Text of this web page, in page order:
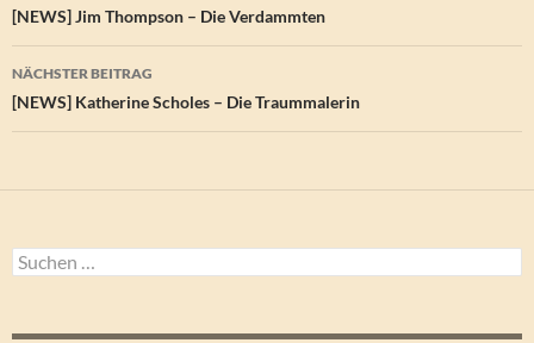
[NEWS] Jim Thompson – Die Verdammten
NÄCHSTER BEITRAG
[NEWS] Katherine Scholes – Die Traummalerin
Suchen
nach: